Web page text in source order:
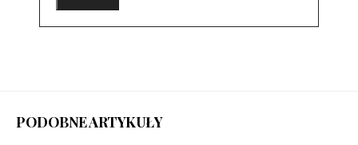
PODOBNE ARTYKUŁY